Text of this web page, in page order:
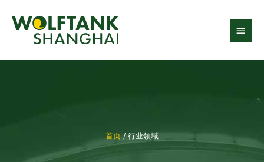
主
菜
单
首页 / 行业领域